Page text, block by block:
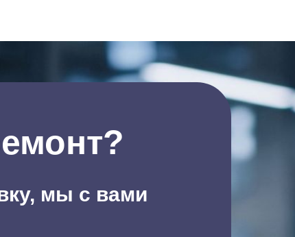
мы с вами